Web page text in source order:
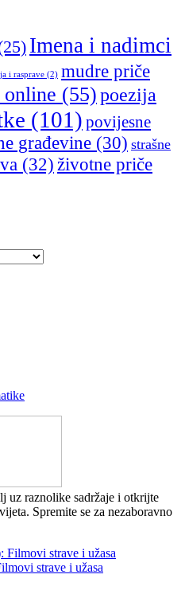
Imena i nadimci
i rasprave (2) mudre priče
(55)poezija
(101) povijesne
građevine (30) strašne
(32) životne priče
uz raznolike sadržaje i otkrijte
Spremite se za nezaboravno
strave i užasa